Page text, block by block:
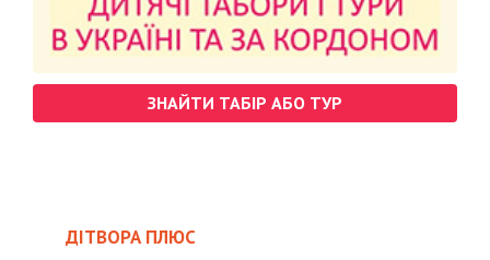
ЗНАЙТИ ТАБІР АБО ТУР
ДІТВОРА ПЛЮС